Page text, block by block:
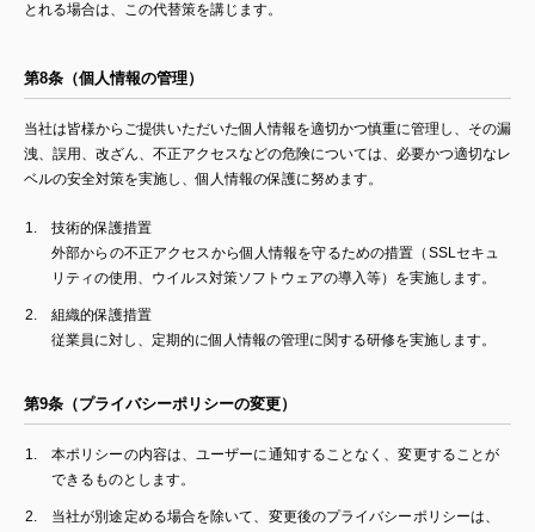
とれる場合は、この代替策を講じます。
第8条（個人情報の管理）
当社は皆様からご提供いただいた個人情報を適切かつ慎重に管理し、その漏
洩、誤用、改ざん、不正アクセスなどの危険については、必要かつ適切なレ
ベルの安全対策を実施し、個人情報の保護に努めます。
技術的保護措置
外部からの不正アクセスから個人情報を守るための措置（SSLセキュ
リティの使用、ウイルス対策ソフトウェアの導入等）を実施します。
組織的保護措置
従業員に対し、定期的に個人情報の管理に関する研修を実施します。
第9条（プライバシーポリシーの変更）
本ポリシーの内容は、ユーザーに通知することなく、変更することが
できるものとします。
当社が別途定める場合を除いて、変更後のプライバシーポリシーは、